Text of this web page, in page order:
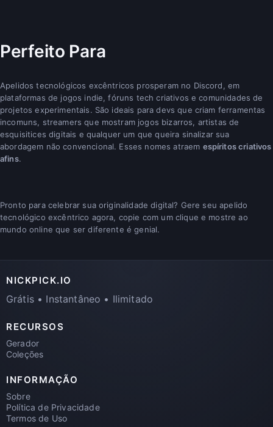
Perfeito Para
Apelidos tecnológicos excêntricos prosperam no Discord, em
plataformas de jogos indie, fóruns tech criativos e comunidades de
projetos experimentais. São ideais para devs que criam ferramentas
incomuns, streamers que mostram jogos bizarros, artistas de
esquisitices digitais e qualquer um que queira sinalizar sua
abordagem não convencional. Esses nomes atraem espíritos criativos
afins.
Pronto para celebrar sua originalidade digital? Gere seu apelido
tecnológico excêntrico agora, copie com um clique e mostre ao
mundo online que ser diferente é genial.
NICKPICK.IO
Grátis • Instantâneo • Ilimitado
RECURSOS
Gerador
Coleções
INFORMAÇÃO
Sobre
Política de Privacidade
Termos de Uso